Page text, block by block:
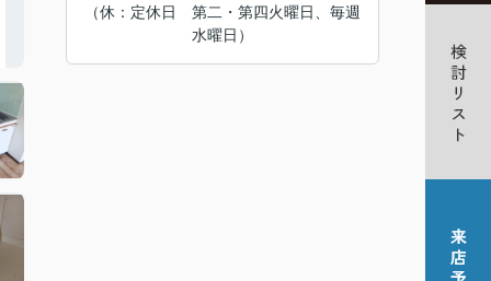
（休：定休日 第二・第四火曜日、毎週
水曜日）